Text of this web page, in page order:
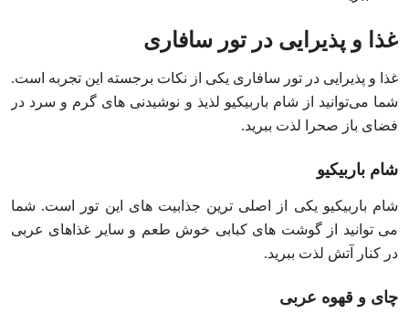
غذا و پذیرایی در تور سافاری
غذا و پذیرایی در تور سافاری یکی از نکات برجسته این تجربه است.
شما می‌توانید از شام باربیکیو لذیذ و نوشیدنی‌ های گرم و سرد در
فضای باز صحرا لذت ببرید.
شام باربیکیو
شام باربیکیو یکی از اصلی‌ ترین جذابیت‌ های این تور است. شما
می‌ توانید از گوشت‌ های کبابی خوش‌ طعم و سایر غذاهای عربی
در کنار آتش لذت ببرید.
چای و قهوه عربی